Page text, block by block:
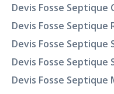
Devis Fosse Septique
Devis Fosse Septique
Devis Fosse Septique
Devis Fosse
Devis Fosse Septique